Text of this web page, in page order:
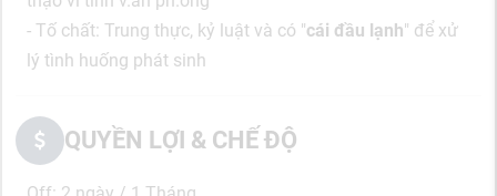
- Tố chất: Trung thực, kỷ luật và có "cái đầu lạnh" để xử
lý tình huống phát sinh
QUYỀN LỢI & CHẾ ĐỘ